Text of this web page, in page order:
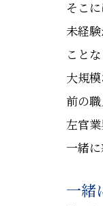
そこ
未経
こと
大規
前の
左官業
一緒
一緒